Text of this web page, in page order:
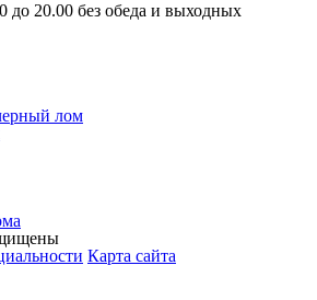
до 20.00 без обеда и выходных
лом
Карта сайта